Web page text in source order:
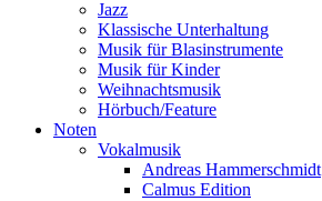
Jazz
Klassische Unterhaltung
Musik für Blasinstrumente
Musik für Kinder
Weihnachtsmusik
Hörbuch/Feature
Noten
Vokalmusik
Andreas Hammerschmidt
Calmus Edition